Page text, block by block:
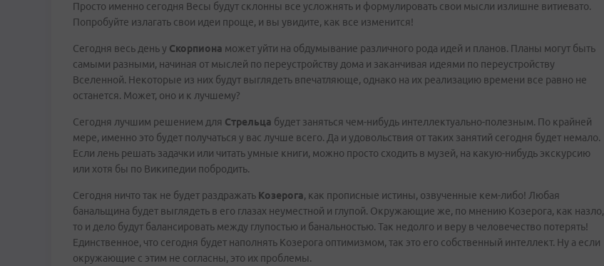
Просто именно сегодня Весы будут склонны все усложнять и формулировать свои мысли излишне витиевато.
Попробуйте излагать свои идеи проще, и вы увидите, как все изменится!
Сегодня весь день у Скорпиона может уйти на обдумывание различного рода идей и планов. Планы могут быть
самыми разными, начиная от мыслей по переустройству дома и заканчивая идеями по переустройству
Вселенной. Некоторые из них будут выглядеть впечатляюще, однако на их реализацию времени все равно не
останется. Может, оно и к лучшему?
Сегодня лучшим решением для Стрельца будет заняться чем-нибудь интеллектуально-полезным. По крайней
мере, именно это будет получаться у вас лучше всего. Да и удовольствия от таких занятий сегодня будет немало.
Если лень решать задачки или читать умные книги, можно просто сходить в музей, на какую-нибудь экскурсию
или хотя бы по Википедии побродить.
Сегодня ничто так не будет раздражать Козерога, как прописные истины, озвученные кем-либо! Любая
банальщина будет выглядеть в его глазах неуместной и глупой. Окружающие же, по мнению Козерога, как назло,
то и дело будут балансировать между глупостью и банальностью. Так недолго и веру в человечество потерять!
Единственное, что сегодня будет наполнять Козерога оптимизмом, так это его собственный интеллект. Ну а если
окружающие с этим не согласны, это их проблемы.